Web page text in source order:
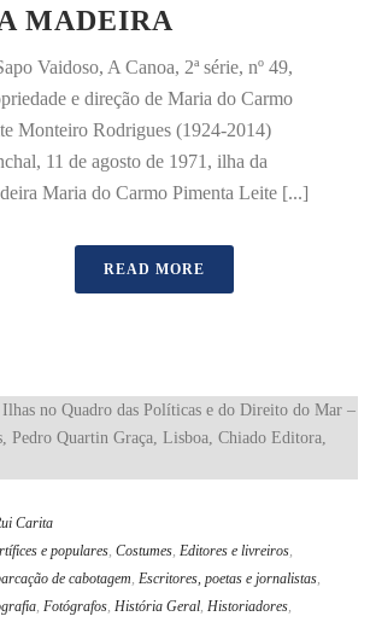
MADEIRA
Vaidoso, A Canoa, 2ª série, nº 49,
e direção de Maria do Carmo
Monteiro Rodrigues (1924-2014)
11 de agosto de 1971, ilha da
Maria do Carmo Pimenta Leite [...]
READ MORE
Carita
e populares, Costumes, Editores e livreiros,
de cabotagem, Escritores, poetas e jornalistas,
, Fotógrafos, História Geral, Historiadores,